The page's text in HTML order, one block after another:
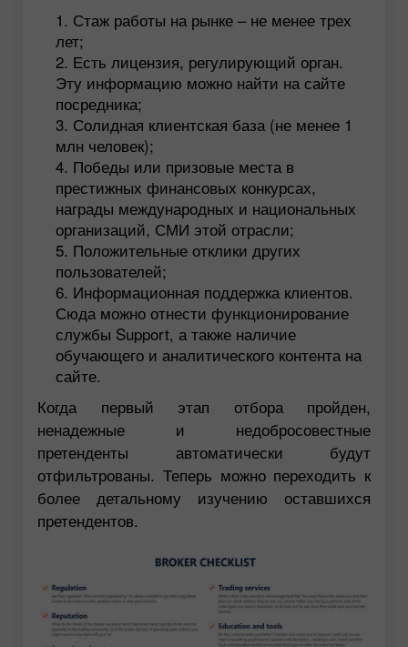
Стаж работы на рынке – не менее трех
лет;
Есть лицензия, регулирующий орган.
Эту информацию можно найти на сайте
посредника;
Солидная клиентская база (не менее 1
млн человек);
Победы или призовые места в
престижных финансовых конкурсах,
награды международных и национальных
организаций, СМИ этой отрасли;
Положительные отклики других
пользователей;
Информационная поддержка клиентов.
Сюда можно отнести функционирование
службы Support, а также наличие
обучающего и аналитического контента на
сайте.
Когда первый этап отбора пройден,
ненадежные и недобросовестные
претенденты автоматически будут
отфильтрованы. Теперь можно переходить к
более детальному изучению оставшихся
претендентов.